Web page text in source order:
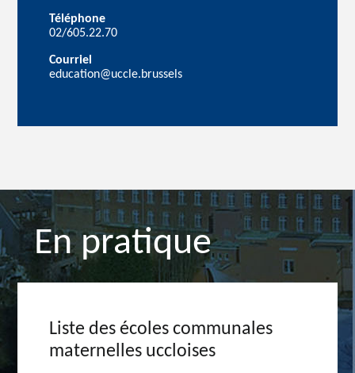
Téléphone
02/605.22.70
Courriel
education@uccle.brussels
En pratique
Liste des écoles communales
maternelles uccloises